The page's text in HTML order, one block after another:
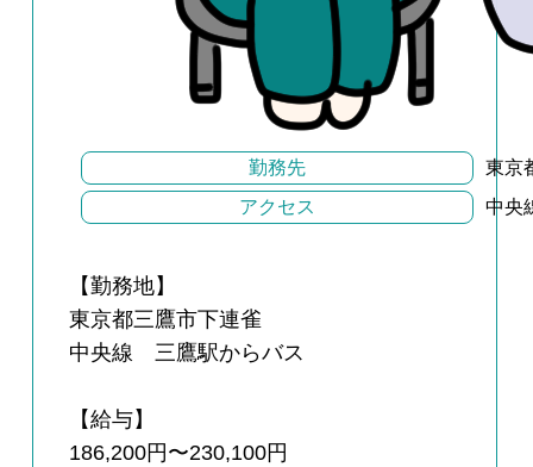
勤務先
東京
アクセス
中央
【勤務地】
東京都三鷹市下連雀
中央線 三鷹駅からバス
【給与】
186,200円〜230,100円